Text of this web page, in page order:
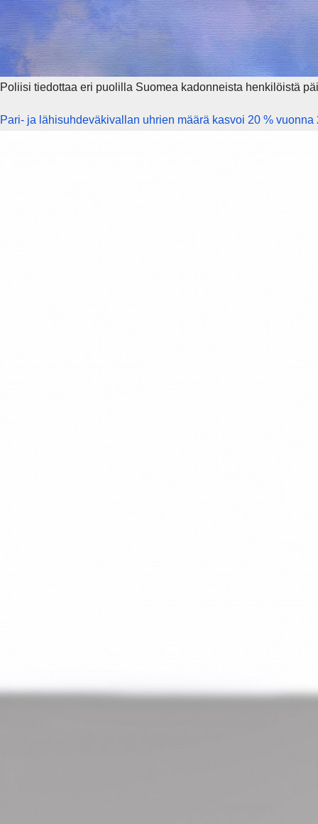
Poliisi tiedottaa eri puolilla Suomea kadonneista henkilöistä
Pari- ja lähisuhdeväkivallan uhrien määrä kasvoi 20 % vuonna